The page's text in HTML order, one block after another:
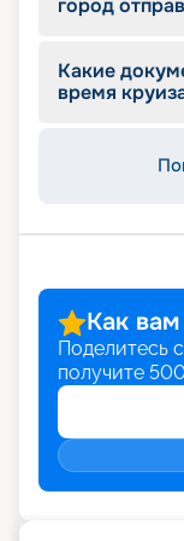
маршрутах по
отплытия,
рейса. Этот
удивит своих
стеклодувов.
шезлонги, зато
бочче,
отдыхать или
Газон на
подчеркивает
Купить
город
Какие
время
Как
Поделитесь
получите